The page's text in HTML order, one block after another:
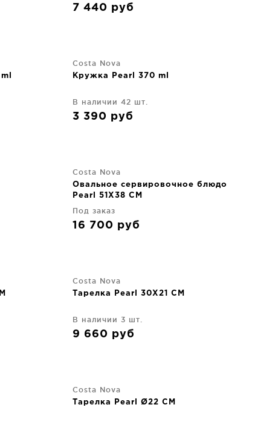
7 440 руб
Costa Nova
Кружка Pearl 370 ml
В наличии 42 шт.
3 390 руб
Costa Nova
Овальное сервировочное блюдо
Pearl 51X38 CM
Под заказ
16 700 руб
Costa Nova
Тарелка Pearl 30X21 CM
В наличии 3 шт.
9 660 руб
Costa Nova
Тарелка Pearl Ø22 CM